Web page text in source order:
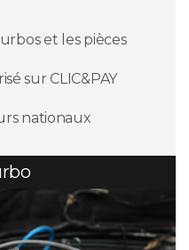
et les pièces
sur CLIC&PAY
nationaux